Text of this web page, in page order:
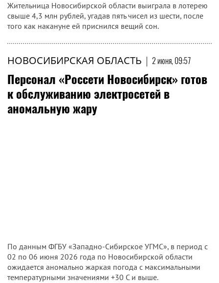
Жительница Новосибирской области выиграла в лотерею
свыше 4,3 млн рублей, угадав пять чисел из шести, после
того как накануне ей приснился вещий сон.
НОВОСИБИРСКАЯ ОБЛАСТЬ | 2 июня, 09:57
Персонал «Россети Новосибирск» готов
к обслуживанию электросетей в
аномальную жару
По данным ФГБУ «Западно-Сибирское УГМС», в период с
02 по 06 июня 2026 года по Новосибирской области
ожидается аномально жаркая погода с максимальными
температурными значениями +30 С и выше.